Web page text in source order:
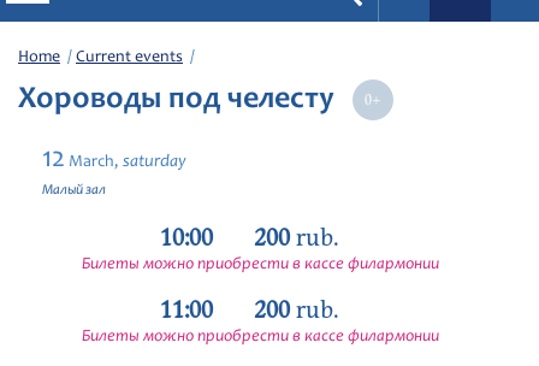
Philharmonic
Current events
Festivals
Home Current events
Хороводы под челесту
12 March, saturday
Малый зал
10:00 200rub.
Билеты можно приобрести в кассе филармонии
11:00 200rub.
Билеты можно приобрести в кассе филармонии